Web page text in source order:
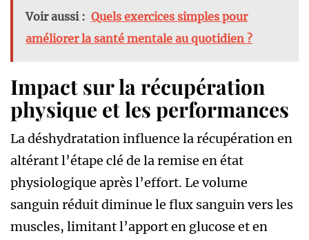
Voir aussi : Quels exercices simples pour
améliorer la santé mentale au quotidien ?
Impact sur la récupération
physique et les performances
La déshydratation influence la récupération en
altérant l’étape clé de la remise en état
physiologique après l’effort. Le volume
sanguin réduit diminue le flux sanguin vers les
muscles, limitant l’apport en glucose et en